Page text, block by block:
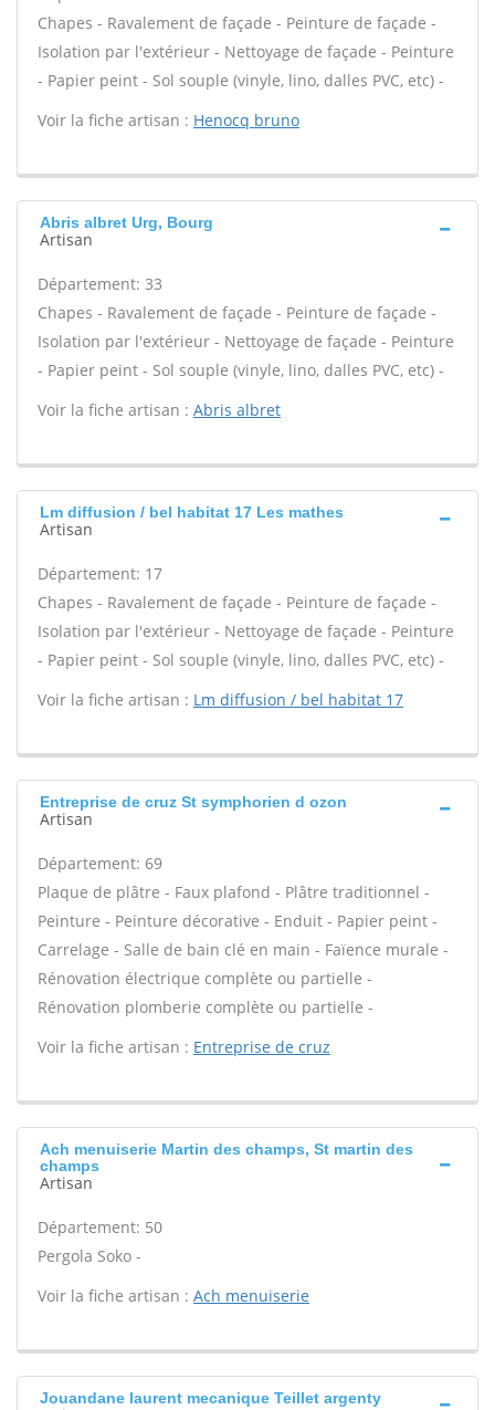
Chapes - Ravalement de façade - Peinture de façade -
Isolation par l'extérieur - Nettoyage de façade - Peinture
- Papier peint - Sol souple (vinyle, lino, dalles PVC, etc) -
Voir la fiche artisan : Henocq bruno
Abris albret Urg, Bourg
Artisan
Département: 33
Chapes - Ravalement de façade - Peinture de façade -
Isolation par l'extérieur - Nettoyage de façade - Peinture
- Papier peint - Sol souple (vinyle, lino, dalles PVC, etc) -
Voir la fiche artisan : Abris albret
Lm diffusion / bel habitat 17 Les mathes
Artisan
Département: 17
Chapes - Ravalement de façade - Peinture de façade -
Isolation par l'extérieur - Nettoyage de façade - Peinture
- Papier peint - Sol souple (vinyle, lino, dalles PVC, etc) -
Voir la fiche artisan : Lm diffusion / bel habitat 17
Entreprise de cruz St symphorien d ozon
Artisan
Département: 69
Plaque de plâtre - Faux plafond - Plâtre traditionnel -
Peinture - Peinture décorative - Enduit - Papier peint -
Carrelage - Salle de bain clé en main - Faïence murale -
Rénovation électrique complète ou partielle -
Rénovation plomberie complète ou partielle -
Voir la fiche artisan : Entreprise de cruz
Ach menuiserie Martin des champs, St martin des
champs
Artisan
Département: 50
Pergola Soko -
Voir la fiche artisan : Ach menuiserie
Jouandane laurent mecanique Teillet argenty